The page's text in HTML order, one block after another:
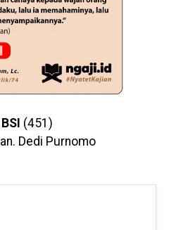
BSI (451)
an. Dedi Purnomo